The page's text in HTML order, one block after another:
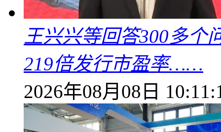
王兴兴等回答300多个
219倍发行市盈率……
2026年08月08日